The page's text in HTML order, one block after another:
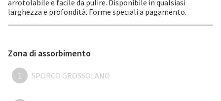
arrotolabile e facile da pulire. Disponibile in qualsiasi
larghezza e profondità. Forme speciali a pagamento.
Zona di assorbimento
1 SPORCO GROSSOLANO